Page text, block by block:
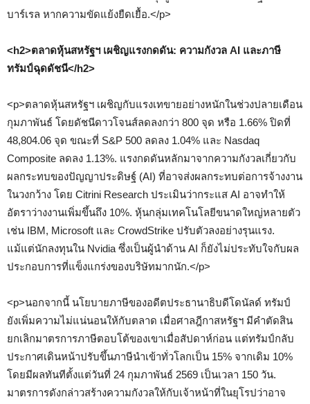
บาร์เรล หากความขัดแย้งยืดเยื้อ.</p>
<h2>ตลาดหุ้นสหรัฐฯ เผชิญแรงกดดัน: ความกังวล AI และภาษี
ทรัมป์ฉุดดัชนี</h2>
<p>ตลาดหุ้นสหรัฐฯ เผชิญกับแรงเทขายอย่างหนักในช่วงปลายเดือน
กุมภาพันธ์ โดยดัชนีดาวโจนส์ลดลงกว่า 800 จุด หรือ 1.66% ปิดที่
48,804.06 จุด ขณะที่ S&P 500 ลดลง 1.04% และ Nasdaq
Composite ลดลง 1.13%. แรงกดดันหลักมาจากความกังวลเกี่ยวกับ
ผลกระทบของปัญญาประดิษฐ์ (AI) ที่อาจส่งผลกระทบต่อการจ้างงาน
ในวงกว้าง โดย Citrini Research ประเมินว่ากระแส AI อาจทำให้
อัตราว่างงานเพิ่มขึ้นถึง 10%. หุ้นกลุ่มเทคโนโลยีขนาดใหญ่หลายตัว
เช่น IBM, Microsoft และ CrowdStrike ปรับตัวลงอย่างรุนแรง.
แม้แต่นักลงทุนใน Nvidia ซึ่งเป็นผู้นำด้าน AI ก็ยังไม่ประทับใจกับผล
ประกอบการที่แข็งแกร่งของบริษัทมากนัก.</p>
<p>นอกจากนี้ นโยบายภาษีของอดีตประธานาธิบดีโดนัลด์ ทรัมป์
ยังเพิ่มความไม่แน่นอนให้กับตลาด เมื่อศาลฎีกาสหรัฐฯ มีคำตัดสิน
ยกเลิกมาตรการภาษีตอบโต้ของเขาเมื่อสัปดาห์ก่อน แต่ทรัมป์กลับ
ประกาศเดินหน้าปรับขึ้นภาษีนำเข้าทั่วโลกเป็น 15% จากเดิม 10%
โดยมีผลทันทีตั้งแต่วันที่ 24 กุมภาพันธ์ 2569 เป็นเวลา 150 วัน.
มาตรการดังกล่าวสร้างความกังวลให้กับเจ้าหน้าที่ในยุโรปว่าอาจ